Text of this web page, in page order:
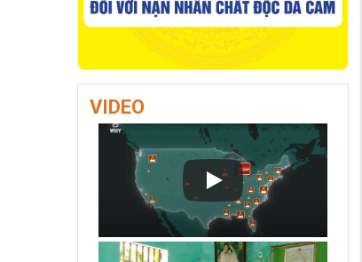
VIDEO